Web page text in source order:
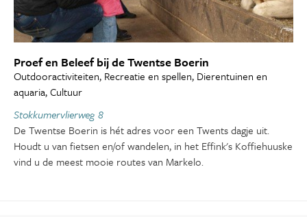
Proef en Beleef bij de Twentse Boerin
Outdooractiviteiten, Recreatie en spellen, Dierentuinen en
aquaria, Cultuur
Stokkumervlierweg 8
De Twentse Boerin is hét adres voor een Twents dagje uit.
Houdt u van fietsen en/of wandelen, in het Effink's Koffiehuuske
vind u de meest mooie routes van Markelo.